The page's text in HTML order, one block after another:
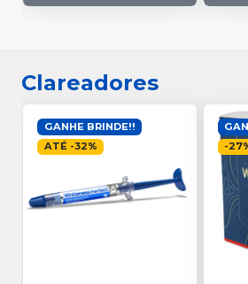
Clareadores
GANHE BRINDE!!
ATÉ -32%
-27